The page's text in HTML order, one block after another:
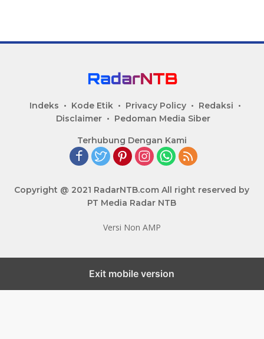
Indeks Kode Etik Privacy Policy
Redaksi
Disclaimer
Pedoman Media Siber
Terhubung Dengan Kami
Copyright @ 2021 RadarNTB.com All right reserved by
PT Media Radar NTB
Versi Non AMP
Exit mobile version